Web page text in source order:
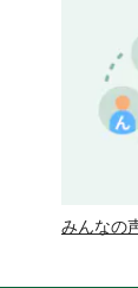
みんなの